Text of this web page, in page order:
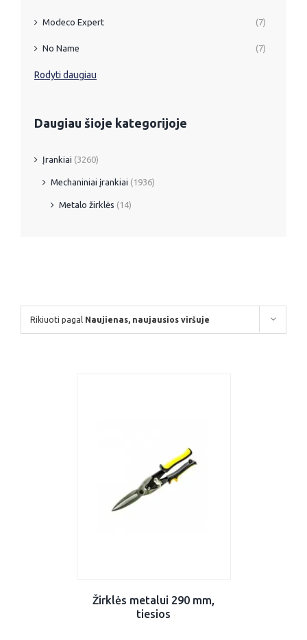
Rikiuoti pagal Naujienas, naujausios viršuje
Žirklės metalui 290 mm,
tiesios
Modeco Expert (7)
No Name (7)
Rodyti daugiau
Daugiau šioje kategorijoje
Įrankiai (3260)
Mechaniniai įrankiai (1936)
Metalo žirklės (14)